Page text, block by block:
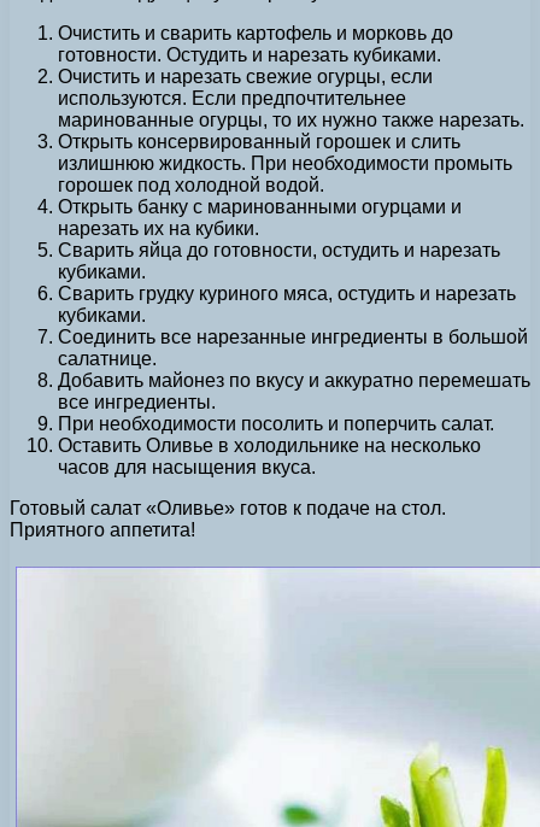
Очистить и сварить картофель и морковь до
готовности. Остудить и нарезать кубиками.
Очистить и нарезать свежие огурцы, если
используются. Если предпочтительнее
маринованные огурцы, то их нужно также нарезать.
Открыть консервированный горошек и слить
излишнюю жидкость. При необходимости промыть
горошек под холодной водой.
Открыть банку с маринованными огурцами и
нарезать их на кубики.
Сварить яйца до готовности, остудить и нарезать
кубиками.
Сварить грудку куриного мяса, остудить и нарезать
кубиками.
Соединить все нарезанные ингредиенты в большой
салатнице.
Добавить майонез по вкусу и аккуратно перемешать
все ингредиенты.
При необходимости посолить и поперчить салат.
Оставить Оливье в холодильнике на несколько
часов для насыщения вкуса.
Готовый салат «Оливье» готов к подаче на стол.
Приятного аппетита!